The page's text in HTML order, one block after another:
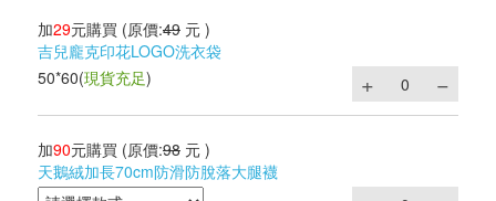
加29元購買 (原價:49 元 )
吉兒龐克印花LOGO洗衣袋
50*60(現貨充足)
加90元購買 (原價:98 元 )
天鵝絨加長70cm防滑防脫落大腿襪